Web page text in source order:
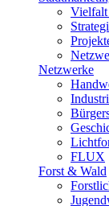
Netzwerke
FLUX
Forst & Wald